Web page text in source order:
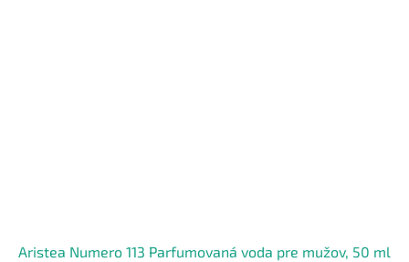
Aristea Numero 113 Parfumovaná voda pre mužov, 50 ml